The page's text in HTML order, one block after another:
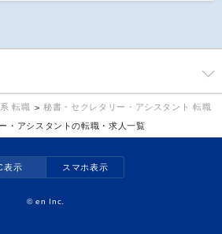
転職
秘書・セクレタリー・アシスタント 転職
・アシスタントの転職・求人一覧
表示 スマホ表示
©en Inc.